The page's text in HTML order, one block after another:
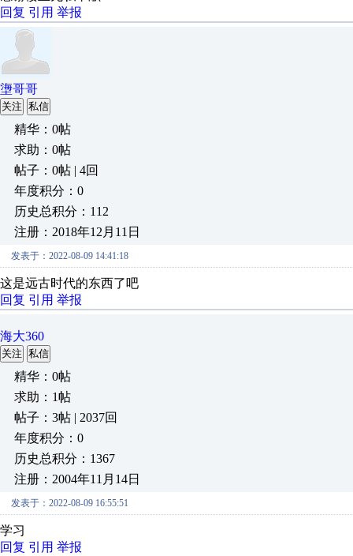
回复 引用 举报
塰哥哥
关注 私信
精华：0帖
求助：0帖
帖子：0帖 | 4回
年度积分：0
历史总积分：112
注册：2018年12月11日
发表于：2022-08-09 14:41:18
这是远古时代的东西了吧
回复 引用 举报
海大360
关注 私信
精华：0帖
求助：1帖
帖子：3帖 | 2037回
年度积分：0
历史总积分：1367
注册：2004年11月14日
发表于：2022-08-09 16:55:51
学习
回复 引用 举报